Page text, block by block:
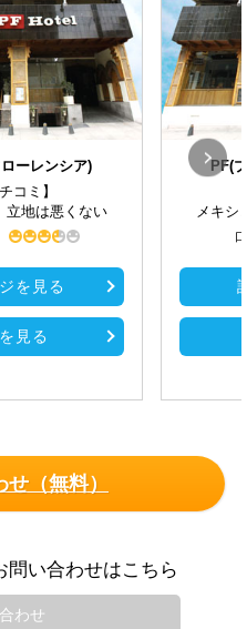
ーレンシア)
コミ】
地は悪くない
を見る
見る
PF(
メキシ
（無料）
問い合わせはこちら
わせ